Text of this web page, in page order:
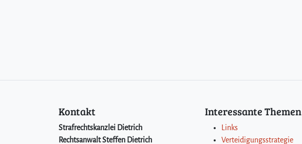
Kontakt
Strafrechtskanzlei Dietrich
Rechtsanwalt Steffen Dietrich
Interessante Themen
Links
Verteidigungsstrategie